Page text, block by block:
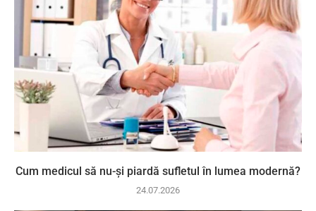
Cum medicul să nu-și piardă sufletul în lumea modernă?
24.07.2026